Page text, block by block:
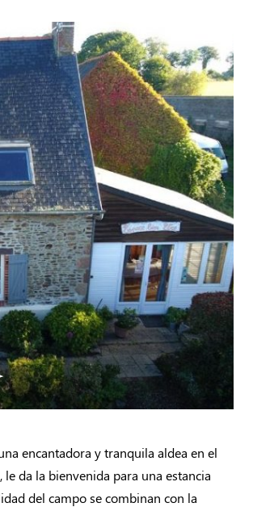
encantadora y tranquila aldea en el
da la bienvenida para una estancia
del campo se combinan con la